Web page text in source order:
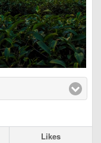
Likes